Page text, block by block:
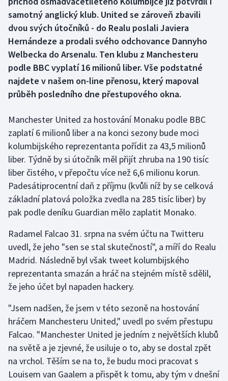
Box
Curling
Dostihy
Florbal
Golf
Gymnastika
Házená
Jezdectví
Krasobruslení
Lezení
Moderní pětiboj
Motorsport
Olympijské hry
samotný anglický klub. United se zároveň zbavili
dvou svých útočníků - do Realu poslali Javiera
Hernándeze a prodali svého odchovance Dannyho
Welbecka do Arsenalu. Ten klubu z Manchesteru
podle BBC vyplatí 16 milionů liber. Vše podstatné
najdete v našem on-line přenosu, který mapoval
průběh posledního dne přestupového okna.
Manchester United za hostování Monaku podle BBC
zaplatí 6 milionů liber a na konci sezony bude moci
kolumbijského reprezentanta pořídit za 43,5 milionů
liber. Týdně by si útočník měl přijít zhruba na 190 tisíc
liber čistého, v přepočtu více než 6,6 milionu korun.
Padesátiprocentní daň z příjmu (kvůli níž by se celková
základní platová položka zvedla na 285 tisíc liber) by
pak podle deníku Guardian mělo zaplatit Monako.
Radamel Falcao 31. srpna na svém účtu na Twitteru
uvedl, že jeho "sen se stal skutečností", a míří do Realu
Madrid. Následně byl však tweet kolumbijského
reprezentanta smazán a hráč na stejném místě sdělil,
že jeho účet byl napaden hackery.
"Jsem nadšen, že jsem v této sezoně na hostování
hráčem Manchesteru United," uvedl po svém přestupu
Falcao. "Manchester United je jedním z největších klubů
na světě a je zjevné, že usiluje o to, aby se dostal zpět
na vrchol. Těším se na to, že budu moci pracovat s
Louisem van Gaalem a přispět k tomu, aby tým v dnešní